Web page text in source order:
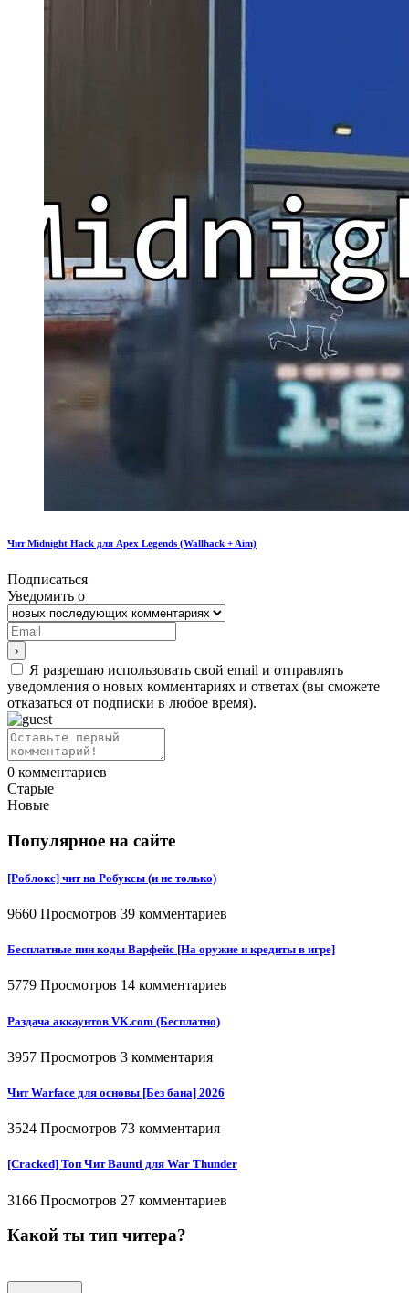
Чит Midnight Hack для Apex Legends (Wallhack + Aim)
Подписаться
Уведомить о
Я разрешаю использовать свой email и отправлять
уведомления о новых комментариях и ответах (вы cможете
отказаться от подписки в любое время).
0 комментариев
Старые
Новые
Популярное на сайте
[Роблокс] чит на Робуксы (и не только)
9660 Просмотров 39 комментариев
Бесплатные пин коды Варфейс [На оружие и кредиты в игре]
5779 Просмотров 14 комментариев
Раздача аккаунтов VK.com (Бесплатно)
3957 Просмотров 3 комментария
Чит Warface для основы [Без бана] 2026
3524 Просмотров 73 комментария
[Cracked] Топ Чит Baunti для War Thunder
3166 Просмотров 27 комментариев
Какой ты тип читера?